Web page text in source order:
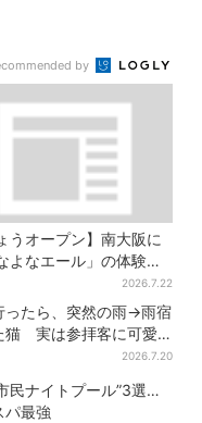
by
うオープン】南大阪に
よなエール」の体験型
リー、できたてビール
や醸造所見学も
2026.7.22
ったら、突然の雨→雨宿
猫 実は参拝客に可愛
2026.7.20
民ナイトプール”3選…
パ最強